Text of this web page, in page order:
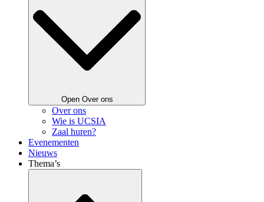
Open Over ons
Over ons
Wie is UCSIA
Zaal huren?
Evenementen
Nieuws
Thema’s